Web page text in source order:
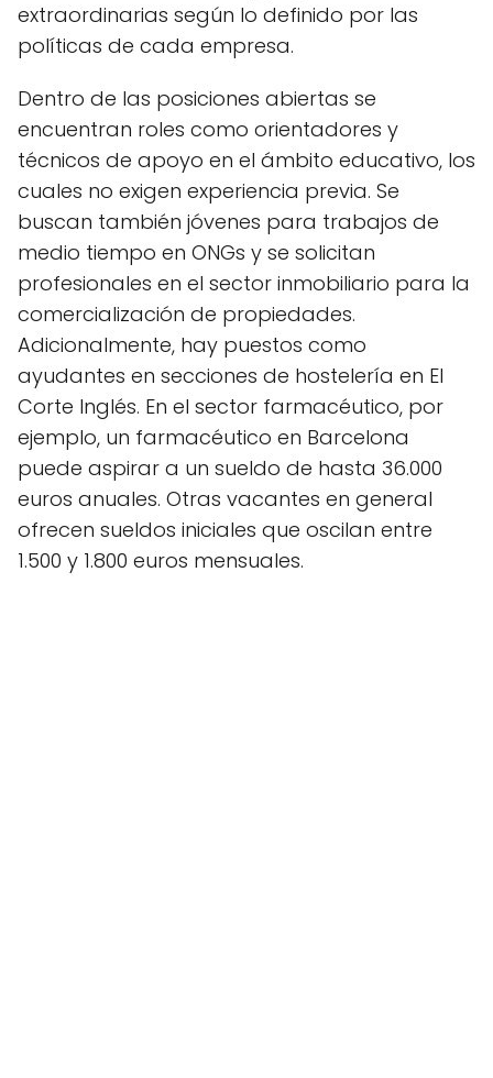
extraordinarias según lo definido por las
políticas de cada empresa.
Dentro de las posiciones abiertas se
encuentran roles como orientadores y
técnicos de apoyo en el ámbito educativo, los
cuales no exigen experiencia previa. Se
buscan también jóvenes para trabajos de
medio tiempo en ONGs y se solicitan
profesionales en el sector inmobiliario para la
comercialización de propiedades.
Adicionalmente, hay puestos como
ayudantes en secciones de hostelería en El
Corte Inglés. En el sector farmacéutico, por
ejemplo, un farmacéutico en Barcelona
puede aspirar a un sueldo de hasta 36.000
euros anuales. Otras vacantes en general
ofrecen sueldos iniciales que oscilan entre
1.500 y 1.800 euros mensuales.